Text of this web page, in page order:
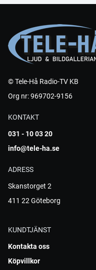
© Tele-Hå Radio-TV KB
Org nr: 969702-9156
KONTAKT
031 - 10 03 20
info@tele-ha.se
ADRESS
Skanstorget 2
411 22 Göteborg
KUNDTJÄNST
Kontakta oss
Köpvillkor